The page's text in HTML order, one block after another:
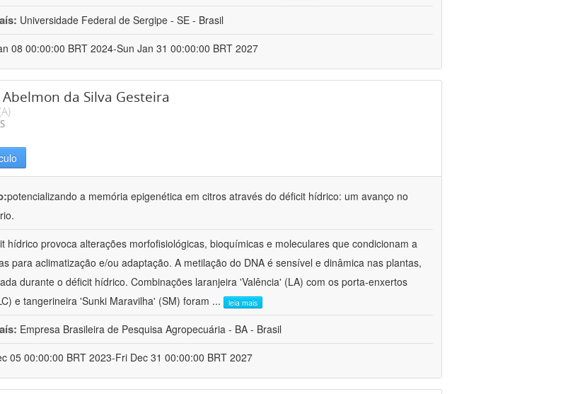
Universidade Federal de Sergipe - SE - Brasil
08 00:00:00 BRT 2024-Sun Jan 31 00:00:00 BRT 2027
Abelmon da Silva Gesteira
potencializando a memória epigenética em citros através do déficit hídrico: um avanço no
hídrico provoca alterações morfofisiológicas, bioquímicas e moleculares que condicionam a
para aclimatização e/ou adaptação. A metilação do DNA é sensível e dinâmica nas plantas,
durante o déficit hídrico. Combinações laranjeira 'Valência' (LA) com os porta-enxertos
e tangerineira 'Sunki Maravilha' (SM) foram ... leia mais
Empresa Brasileira de Pesquisa Agropecuária - BA - Brasil
05 00:00:00 BRT 2023-Fri Dec 31 00:00:00 BRT 2027